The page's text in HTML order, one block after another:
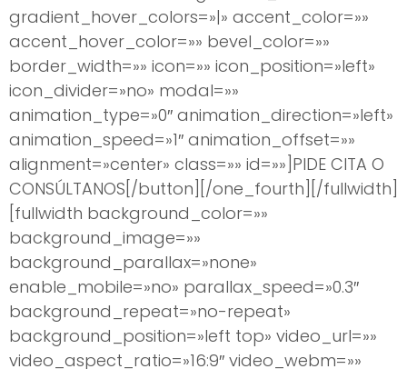
gradient_hover_colors=»|» accent_color=»»
accent_hover_color=»» bevel_color=»»
border_width=»» icon=»» icon_position=»left»
icon_divider=»no» modal=»»
animation_type=»0″ animation_direction=»left»
animation_speed=»1″ animation_offset=»»
alignment=»center» class=»» id=»»]PIDE CITA O
CONSÚLTANOS[/button][/one_fourth][/fullwidth]
[fullwidth background_color=»»
background_image=»»
background_parallax=»none»
enable_mobile=»no» parallax_speed=»0.3″
background_repeat=»no-repeat»
background_position=»left top» video_url=»»
video_aspect_ratio=»16:9″ video_webm=»»